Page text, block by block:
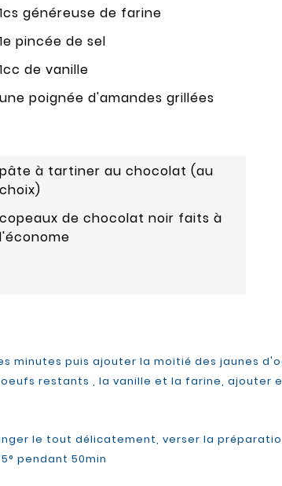
1cs généreuse de farine
1e pincée de sel
1cc de vanille
une poignée d'amandes grillées
pâte à tartiner au chocolat (au
choix)
copeaux de chocolat noir faits à
l'économe
minutes puis ajouter la moitié des jaunes
restants , la vanille et la farine, ajouter
le tout délicatement, verser la
pendant 50min